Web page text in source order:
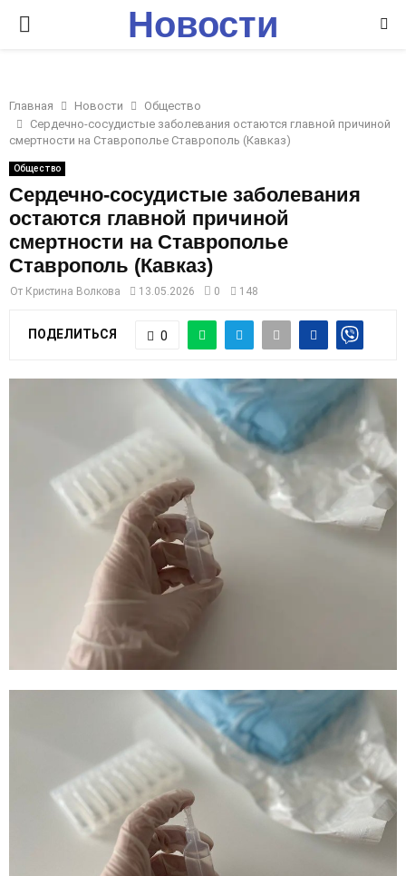
P
I
M
A
R
Новости
Главная Новости
Общество
Сердечно-сосудистые заболевания остаются главной причиной
смертности на Ставрополье Ставрополь (Кавказ)
Общество
Сердечно-сосудистые заболевания
остаются главной причиной
смертности на Ставрополье
Ставрополь (Кавказ)
От Кристина Волкова 13.05.2026 0 148
ПОДЕЛИТЬСЯ 0